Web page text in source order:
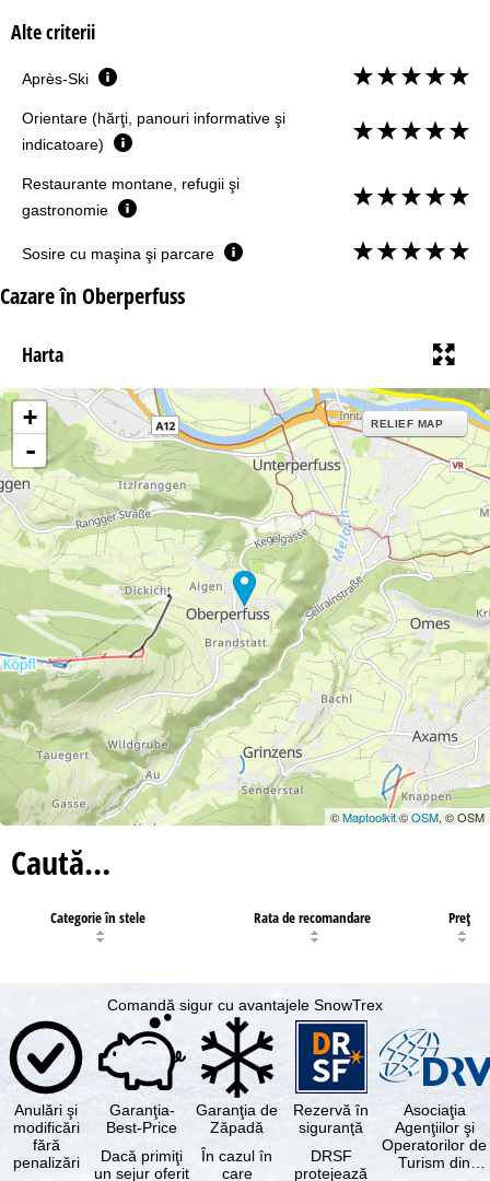
Alte criterii
Après-Ski
Orientare (hărţi, panouri informative şi
indicatoare)
Restaurante montane, refugii şi
gastronomie
Sosire cu maşina şi parcare
Cazare în Oberperfuss
Harta
+
-
RELIEF MAP
©Maptoolkit©OSM, © OSM
Caută…
Categorie în stele Rata de recomandare Preţ
Comandă sigur cu avantajele SnowTrex
Anulări şi
modificări
fără
penalizări
Garanţia-
Best-Price
Dacă primiţi
un sejur oferit
Garanţia de
Zăpadă
În cazul în
care
Rezervă în
siguranţă
DRSF
protejează
Asociaţia
Agenţiilor şi
Operatorilor de
Turism din